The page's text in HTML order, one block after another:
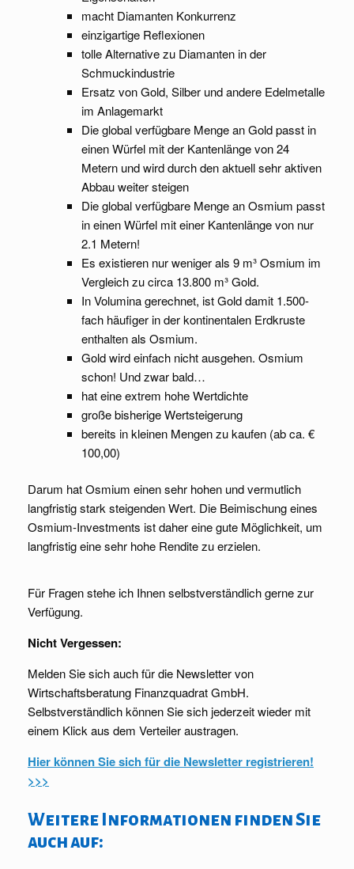
macht Diamanten Konkurrenz
einzigartige Reflexionen
tolle Alternative zu Diamanten in der
Schmuckindustrie
Ersatz von Gold, Silber und andere Edelmetalle
im Anlagemarkt
Die global verfügbare Menge an Gold passt in
einen Würfel mit der Kantenlänge von 24
Metern und wird durch den aktuell sehr aktiven
Abbau weiter steigen
Die global verfügbare Menge an Osmium passt
in einen Würfel mit einer Kantenlänge von nur
2.1 Metern!
Es existieren nur weniger als 9 m³ Osmium im
Vergleich zu circa 13.800 m³ Gold.
In Volumina gerechnet, ist Gold damit 1.500-
fach häufiger in der kontinentalen Erdkruste
enthalten als Osmium.
Gold wird einfach nicht ausgehen. Osmium
schon! Und zwar bald…
hat eine extrem hohe Wertdichte
große bisherige Wertsteigerung
bereits in kleinen Mengen zu kaufen (ab ca. €
100,00)
Darum hat Osmium einen sehr hohen und vermutlich
langfristig stark steigenden Wert. Die Beimischung eines
Osmium-Investments ist daher eine gute Möglichkeit, um
langfristig eine sehr hohe Rendite zu erzielen.
Für Fragen stehe ich Ihnen selbstverständlich gerne zur
Verfügung.
Nicht Vergessen:
Melden Sie sich auch für die Newsletter von
Wirtschaftsberatung Finanzquadrat GmbH.
Selbstverständlich können Sie sich jederzeit wieder mit
einem Klick aus dem Verteiler austragen.
Hier können Sie sich für die Newsletter registrieren!
>>>
Weitere Informationen finden Sie
auch auf: